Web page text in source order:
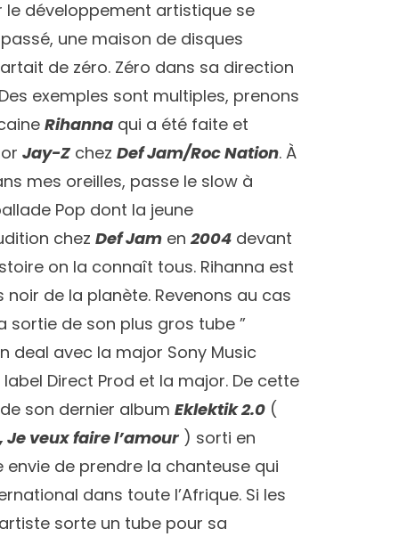
développement artistique se
une maison de disques
de zéro. Zéro dans sa direction
exemples sont multiples, prenons
Rihanna qui a été faite et
Jay-Z chez Def Jam/Roc Nation. À
mes oreilles, passe le slow à
Pop dont la jeune
chez Def Jam en 2004 devant
on la connaît tous. Rihanna est
de la planète. Revenons au cas
sortie de son plus gros tube ”
deal avec la major Sony Music
Direct Prod et la major. De cette
son dernier album Eklektik 2.0 (
Je veux faire l’amour ) sorti en
envie de prendre la chanteuse qui
dans toute l’Afrique. Si les
sorte un tube pour sa